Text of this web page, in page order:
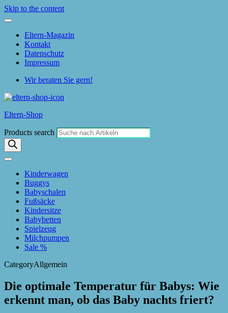
Skip to the content
Eltern-Magazin
Kontakt
Datenschutz
Impressum
Wir beraten Sie gern!
Eltern-Shop
Products search
Kinderwagen
Buggys
Babyschalen
Fußsäcke
Kindersitze
Babybetten
Spielzeug
Milchpumpen
Sale %
CategoryAllgemein
Die optimale Temperatur für Babys: Wie
erkennt man, ob das Baby nachts friert?